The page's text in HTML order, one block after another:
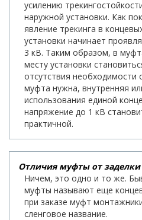
усилению
наружной установки. Как
явление трекинга в
установки начинает
3 кВ. Таким образом, в
месту установки
отсутствия необходимости
муфта нужна, внутренняя
использования единой
напряжение до 1 кВ
практичной.
Отличия муфты от заделки
Ничем, это одно и то же.
муфты называют еще
при заказе муфт
сленговое название.